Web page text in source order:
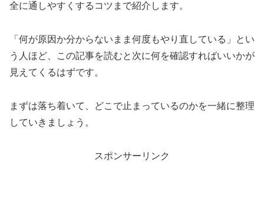
全に通しやすくするコツまで紹介します。
「何が原因か分からないまま何度もやり直している」とい
う人ほど、この記事を読むと次に何を確認すればいいかが
見えてくるはずです。
まずは落ち着いて、どこで止まっているのかを一緒に整理
していきましょう。
スポンサーリンク